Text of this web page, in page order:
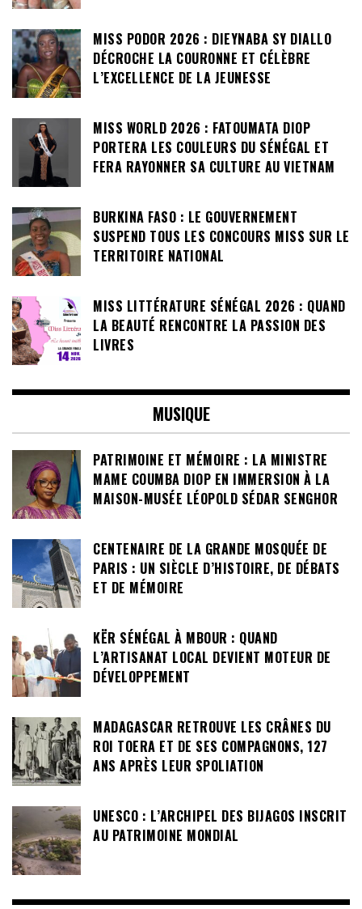
MISS PODOR 2026 : DIEYNABA SY DIALLO
DÉCROCHE LA COURONNE ET CÉLÈBRE
L’EXCELLENCE DE LA JEUNESSE
MISS WORLD 2026 : FATOUMATA DIOP
PORTERA LES COULEURS DU SÉNÉGAL ET
FERA RAYONNER SA CULTURE AU VIETNAM
BURKINA FASO : LE GOUVERNEMENT
SUSPEND TOUS LES CONCOURS MISS SUR LE
TERRITOIRE NATIONAL
MISS LITTÉRATURE SÉNÉGAL 2026 : QUAND
LA BEAUTÉ RENCONTRE LA PASSION DES
LIVRES
MUSIQUE
PATRIMOINE ET MÉMOIRE : LA MINISTRE
MAME COUMBA DIOP EN IMMERSION À LA
MAISON-MUSÉE LÉOPOLD SÉDAR SENGHOR
CENTENAIRE DE LA GRANDE MOSQUÉE DE
PARIS : UN SIÈCLE D’HISTOIRE, DE DÉBATS
ET DE MÉMOIRE
KËR SÉNÉGAL À MBOUR : QUAND
L’ARTISANAT LOCAL DEVIENT MOTEUR DE
DÉVELOPPEMENT
MADAGASCAR RETROUVE LES CRÂNES DU
ROI TOERA ET DE SES COMPAGNONS, 127
ANS APRÈS LEUR SPOLIATION
UNESCO : L’ARCHIPEL DES BIJAGOS INSCRIT
AU PATRIMOINE MONDIAL